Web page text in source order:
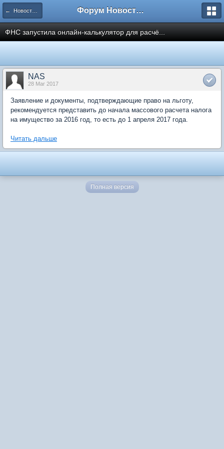
← Новости рынка недвижимости Форум Новостройки
ФНС запустила онлайн-калькулятор для расчё...
NAS
28 Mar 2017
Заявление и документы, подтверждающие право на льготу,
рекомендуется представить до начала массового расчета налога
на имущество за 2016 год, то есть до 1 апреля 2017 года.
Читать дальше
Полная версия